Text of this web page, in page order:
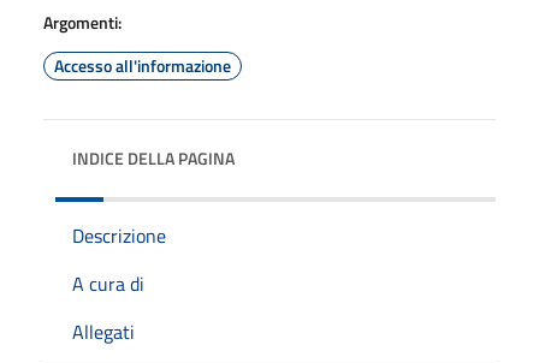
Argomenti:
Accesso all'informazione
INDICE DELLA PAGINA
Descrizione
A cura di
Allegati